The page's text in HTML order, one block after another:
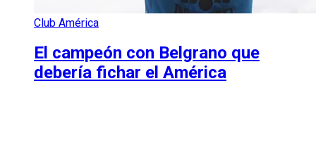
Club América
El campeón con Belgrano que
debería fichar el América